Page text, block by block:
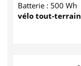
Batterie : 500 Wh
vélo tout-terrain